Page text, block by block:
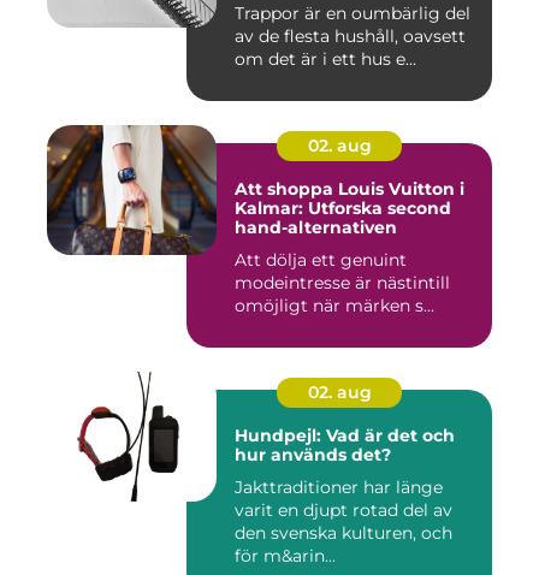
Trappor är en oumbärlig del
av de flesta hushåll, oavsett
om det är i ett hus e...
02. aug
Att shoppa Louis Vuitton i
Kalmar: Utforska second
hand-alternativen
Att dölja ett genuint
modeintresse är nästintill
omöjligt när märken s...
02. aug
Hundpejl: Vad är det och
hur används det?
Jakttraditioner har länge
varit en djupt rotad del av
den svenska kulturen, och
för m&arin...